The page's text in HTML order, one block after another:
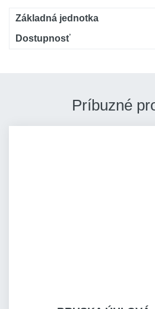
Základná jednotka
Dostupnosť
Príbuzné